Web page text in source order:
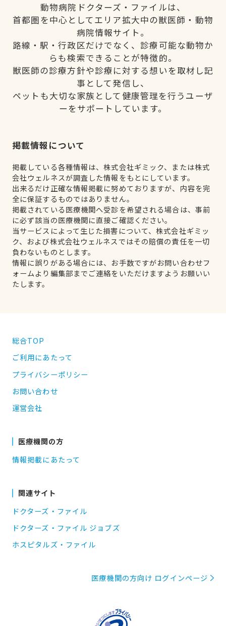
動物病院ドクターズ・ファイルは、
首都圏を中心としてエリア拡大中の獣医師・動物
病院情報サイト。
路線・駅・行政区だけでなく、診療可能な動物か
らも検索できることが特徴的。
獣医師の診療方針や診療に対する想いを取材し記
事として発信し、
ペットも大切な家族として健康管理を行うユーザ
ーをサポートしています。
掲載情報について
掲載している各種情報は、株式会社ギミック、または株式
会社ウェルネスが調査した情報をもとにしています。
出来るだけ正確な情報掲載に努めておりますが、内容を完
全に保証するものではありません。
掲載されている医療機関へ受診を希望される場合は、事前
に必ず該当の医療機関に直接ご確認ください。
当サービスによって生じた損害について、株式会社ギミッ
ク、および株式会社ウェルネスではその賠償の責任を一切
負わないものとします。
情報に誤りがある場合には、お手数ですがお問い合わせフ
ォームより編集部までご連絡をいただけますようお願いい
たします。
総合TOP
ご利用にあたって
プライバシーポリシー
お問い合わせ
運営会社
医療機関の方
情報掲載にあたって
関連サイト
ドクターズ・ファイル
ドクターズ・ファイル ジョブズ
ホスピタルズ・ファイル
医療機関の方向け ログインページ